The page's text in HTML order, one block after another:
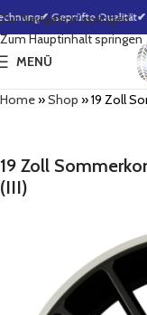
Zur Navigation springen
Zum Hauptinhalt springen
✔ Geprüfte Qualität✔
MENÜ
Home»Shop »19 Zoll
19 Zoll
(III)